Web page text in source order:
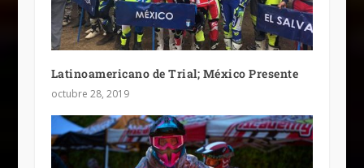
Latinoamericano de Trial; México Presente
octubre 28, 2019